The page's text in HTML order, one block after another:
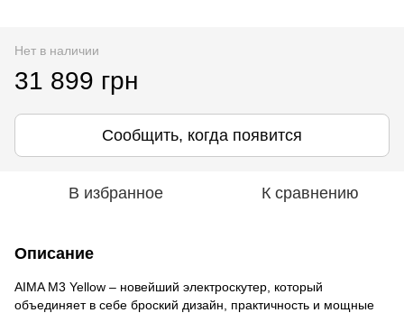
Нет в наличии
31 899 грн
Сообщить, когда появится
В избранное К сравнению
Описание
AIMA M3 Yellow – новейший электроскутер, который
объединяет в себе броский дизайн, практичность и мощные